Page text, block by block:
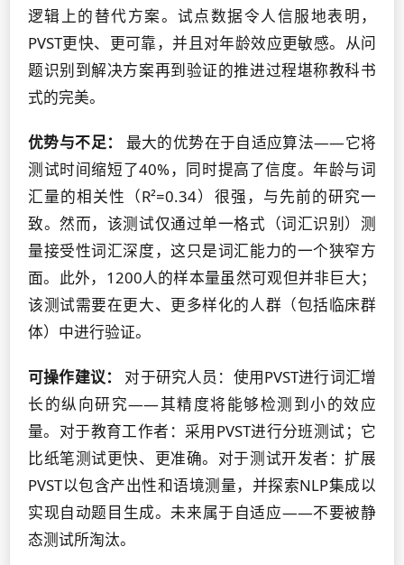
逻辑上的替代方案。试点数据令人信服地表明，
PVST更快、更可靠，并且对年龄效应更敏感。从问
题识别到解决方案再到验证的推进过程堪称教科书
式的完美。
优势与不足：
最大的优势在于自适应算法——它将
测试时间缩短了40%，同时提高了信度。年龄与词
汇量的相关性（R²=0.34）很强，与先前的研究一
致。然而，该测试仅通过单一格式（词汇识别）测
量接受性词汇深度，这只是词汇能力的一个狭窄方
面。此外，1200人的样本量虽然可观但并非巨大；
该测试需要在更大、更多样化的人群（包括临床群
体）中进行验证。
可操作建议：
对于研究人员：使用PVST进行词汇增
长的纵向研究——其精度将能够检测到小的效应
量。对于教育工作者：采用PVST进行分班测试；它
比纸笔测试更快、更准确。对于测试开发者：扩展
PVST以包含产出性和语境测量，并探索NLP集成以
实现自动题目生成。未来属于自适应——不要被静
态测试所淘汰。